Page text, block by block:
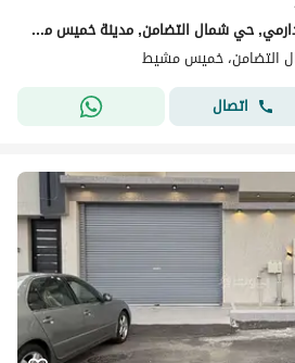
شقة للبيع في شارع احمد الدارمي, حي شمال التضامن, مدينة خميس مشيط
التضامن، خميس مشيط
اتصال